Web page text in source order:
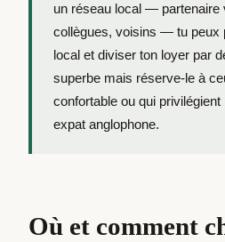
un réseau local — partenaire
collègues, voisins — tu peux
local et diviser ton loyer par
superbe mais réserve-le à
confortable ou qui
expat anglophone.
Où et comment